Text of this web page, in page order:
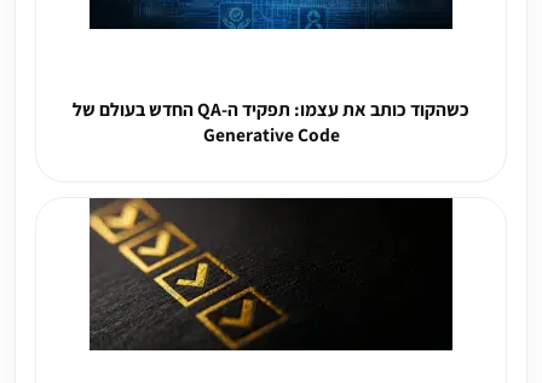
כשהקוד כותב את עצמו: תפקיד ה-QA החדש בעולם של
Generative Code